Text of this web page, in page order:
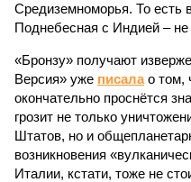
Средиземноморья. То есть
Поднебесная с Индией – не
«Бронзу» получают
Версия» уже писалао том,
окончательно проснётся
грозит не только
Штатов, но и
возникновения
Италии, кстати, тоже не